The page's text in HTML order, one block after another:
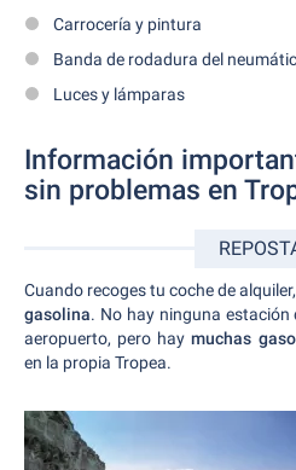
Carrocería y pintura
Banda de rodadura del
Luces y lámparas
Información
sin problemas en
Cuando recoges tu coche de
gasolina. No hay ninguna estación
aeropuerto, pero haymuchas
en la propia Tropea.